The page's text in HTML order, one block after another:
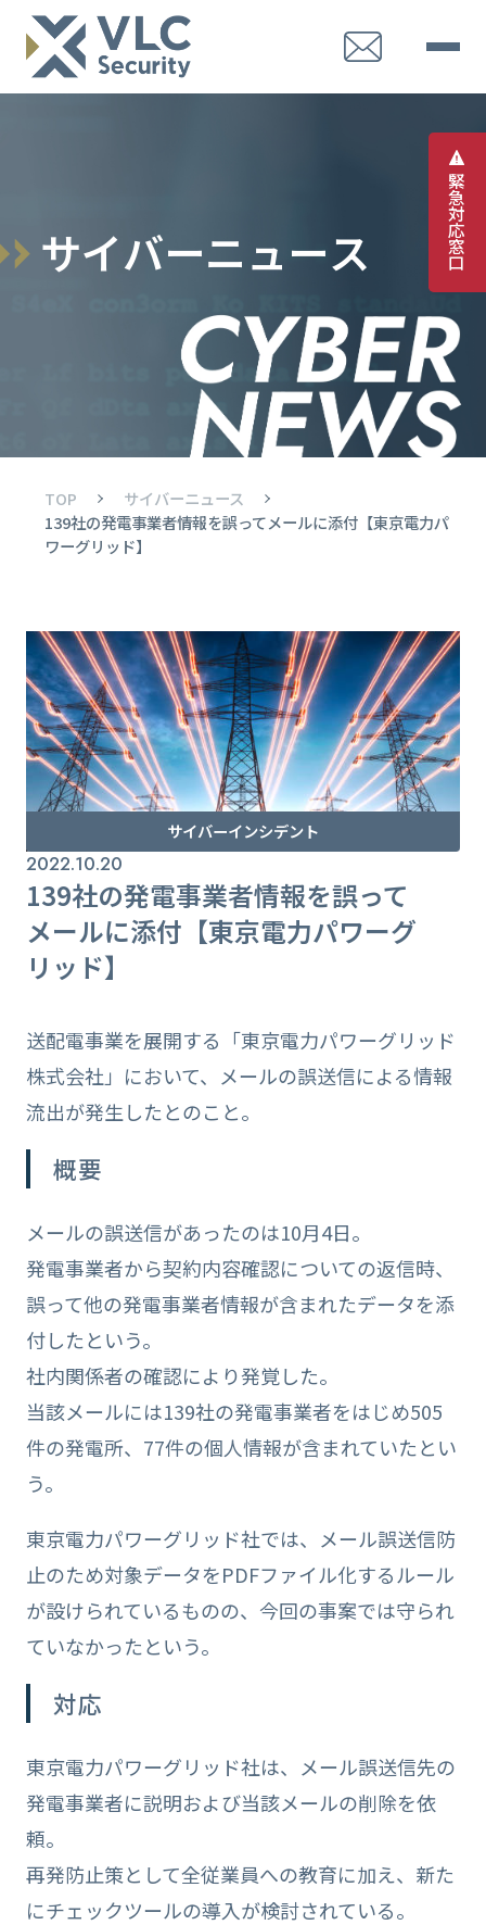
緊
急
対
応
窓
口
サイバーニュース
TOP
サイバーニュース
139社の発電事業者情報を誤ってメールに添付【東京電力パ
ワーグリッド】
サイバーインシデント
2022.10.20
139社の発電事業者情報を誤って
メールに添付【東京電力パワーグ
リッド】
送配電事業を展開する「東京電力パワーグリッド
株式会社」において、メールの誤送信による情報
流出が発生したとのこと。
概要
メールの誤送信があったのは10月4日。
発電事業者から契約内容確認についての返信時、
誤って他の発電事業者情報が含まれたデータを添
付したという。
社内関係者の確認により発覚した。
当該メールには139社の発電事業者をはじめ505
件の発電所、77件の個人情報が含まれていたとい
う。
東京電力パワーグリッド社では、メール誤送信防
止のため対象データをPDFファイル化するルール
が設けられているものの、今回の事案では守られ
ていなかったという。
対応
東京電力パワーグリッド社は、メール誤送信先の
発電事業者に説明および当該メールの削除を依
頼。
再発防止策として全従業員への教育に加え、新た
にチェックツールの導入が検討されている。